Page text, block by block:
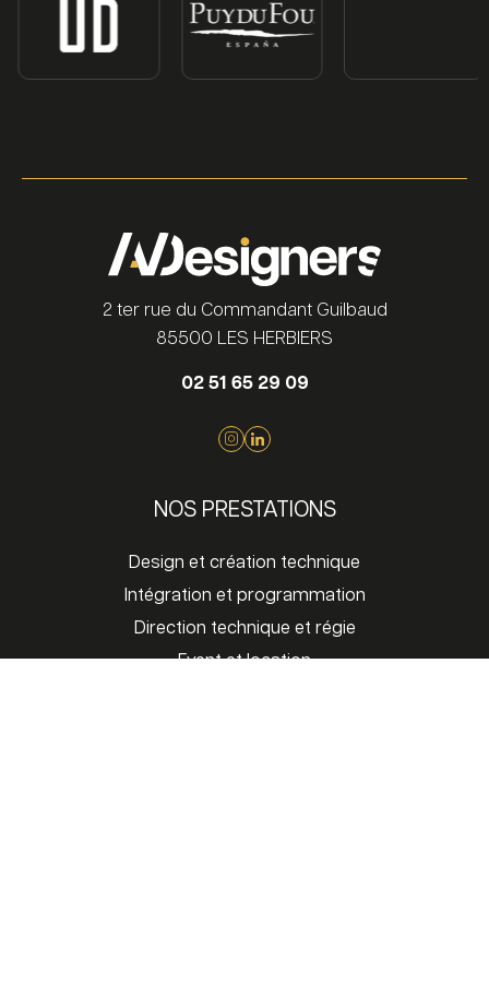
2 ter rue du Commandant Guilbaud
85500 LES HERBIERS
02 51 65 29 09
NOS PRESTATIONS
Design et création technique
Intégration et programmation
Direction technique et régie
Event et location